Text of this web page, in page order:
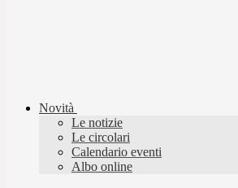
Novità
Le notizie
Le circolari
Calendario eventi
Albo online